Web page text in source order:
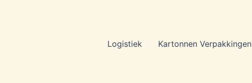
Logistiek Kartonnen Verpakkingen